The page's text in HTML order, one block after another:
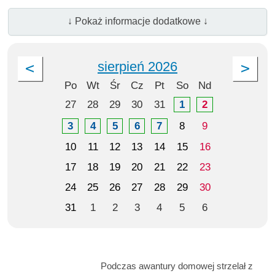
↓ Pokaż informacje dodatkowe ↓
sierpień 2026
Po Wt Śr Cz Pt So
Nd
27
28 29 30 31 1
2
3
4 5 6 7 8
9
10
11 12 13 14 15
16
17
18 19 20 21 22
23
24
25 26 27 28 29
30
31
1 2 3 4 5 6
Podczas awantury domowej strzelał z